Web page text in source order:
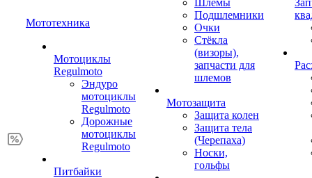
Мототехника
Мотоциклы
Regulmoto
Эндуро
мотоциклы
Regulmoto
Дорожные
мотоциклы
Regulmoto
Питбайки
Шлемы
Подшлемники
Очки
Стёкла
(визоры),
запчасти для
шлемов
Мотозащита
Защита колен
Защита тела
(Черепаха)
Носки,
гольфы